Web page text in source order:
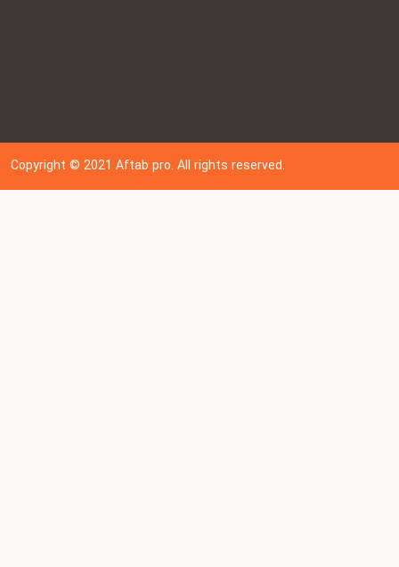
Copyright © 202 1Aftab pro. All rights reserved.